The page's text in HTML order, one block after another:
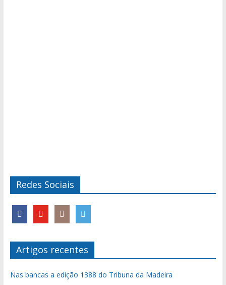
Redes Sociais
Artigos recentes
Nas bancas a edição 1388 do Tribuna da Madeira